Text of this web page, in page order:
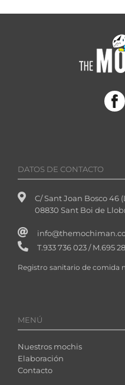
DATOS DE CONTACTO
C/ Sant Joan Bosco 46
08830 Sant Boi de
T.933 736 023 / M.695
Registro sanitario de comida
MENÚ
Nuestros mochis
Elaboración
Contacto